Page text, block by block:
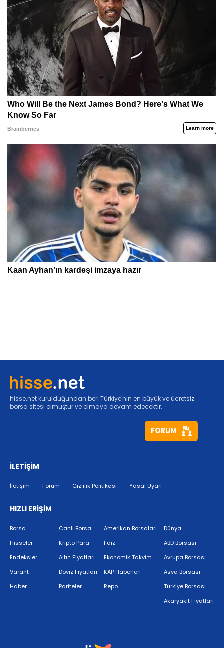
hisse.net kurulduğundan beri Türkiye'nin en büyük ve ücretsiz
borsa sitesi olmuştur ve olmaya devam edecektir.
FORUM
İLETİŞİM
İletişim Forum Gizlilik Politikası Yasal Uyarı
HIZLI ERİŞİM
Borsa
Hisseler
Endeksler
Varant
Haber
Canlı Borsa
Kripto Para
Altın Fiyatları
Döviz Fiyatları
Pariteler
Amerikan Borsaları
Faiz
Ekonomik Takvim
KAP Haberleri
Repo
Dünya
ABD Borsası
Avrupa Borsası
Asya Borsası
Türkiye Borsası
Akaryakıt Fiyatları